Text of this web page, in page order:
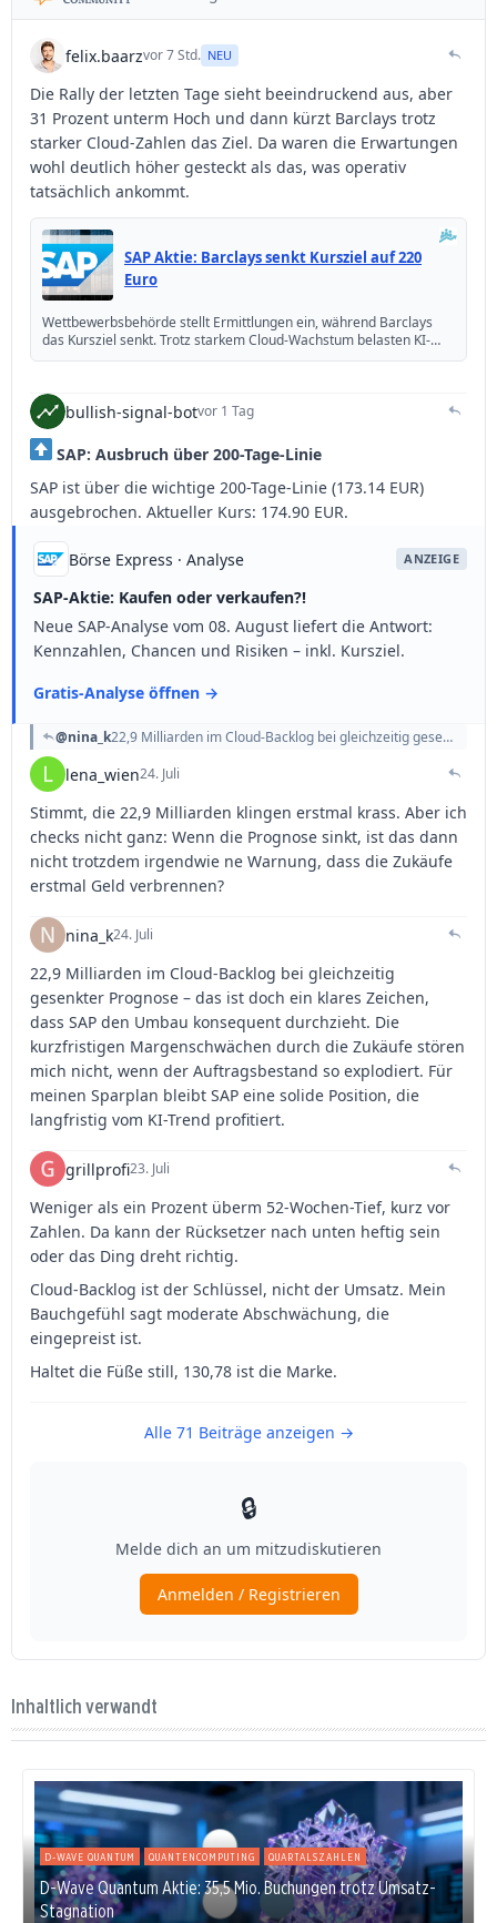
Inhaltlich verwandt
D-WAVE QUANTUM QUANTENCOMPUTING QUARTALSZAHLEN
D-Wave Quantum Aktie: 35,5 Mio. Buchungen trotz Umsatz-
Stagnation